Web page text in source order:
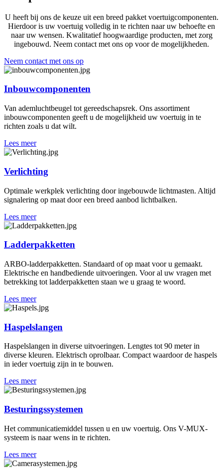
U heeft bij ons de keuze uit een breed pakket voertuigcomponenten.
Hierdoor is uw voertuig volledig in te richten naar uw behoefte en
naar uw wensen. Kwalitatief hoogwaardige producten, met zorg
ingebouwd. Neem contact met ons op voor de mogelijkheden.
Neem contact met ons op
Inbouwcomponenten
Van ademluchtbeugel tot gereedschapsrek. Ons assortiment
inbouwcomponenten geeft u de mogelijkheid uw voertuig in te
richten zoals u dat wilt.
Lees meer
Verlichting
Optimale werkplek verlichting door ingebouwde lichtmasten. Altijd
signalering op maat door een breed aanbod lichtbalken.
Lees meer
Ladderpakketten
ARBO-ladderpakketten. Standaard of op maat voor u gemaakt.
Elektrische en handbediende uitvoeringen. Voor al uw vragen met
betrekking tot ladderpakketten staan we u graag te woord.
Lees meer
Haspelslangen
Haspelslangen in diverse uitvoeringen. Lengtes tot 90 meter in
diverse kleuren. Elektrisch oprolbaar. Compact waardoor de haspels
in ieder voertuig zijn in te bouwen.
Lees meer
Besturingssystemen
Het communicatiemiddel tussen u en uw voertuig. Ons V-MUX-
systeem is naar wens in te richten.
Lees meer